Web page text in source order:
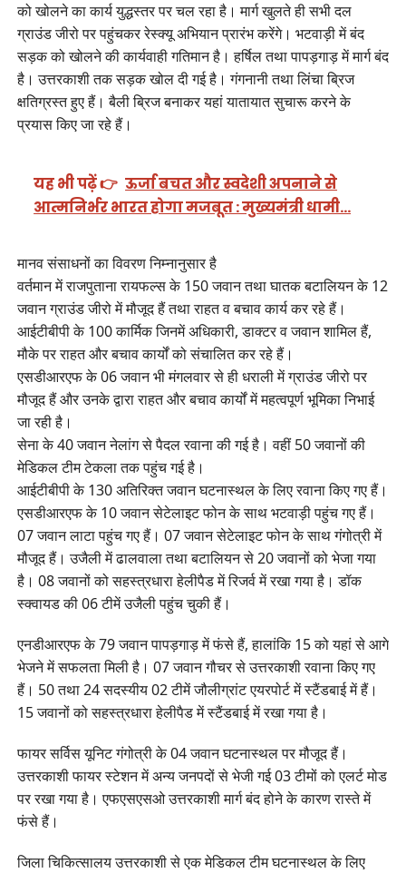
को खोलने का कार्य युद्धस्तर पर चल रहा है। मार्ग खुलते ही सभी दल
ग्राउंड जीरो पर पहुंचकर रेस्क्यू अभियान प्रारंभ करेंगे। भटवाड़ी में बंद
सड़क को खोलने की कार्यवाही गतिमान है। हर्षिल तथा पापड़गाड़ में मार्ग बंद
है। उत्तरकाशी तक सड़क खोल दी गई है। गंगनानी तथा लिंचा ब्रिज
क्षतिग्रस्त हुए हैं। बैली ब्रिज बनाकर यहां यातायात सुचारू करने के
प्रयास किए जा रहे हैं।
यह भी पढ़ें 👉 ऊर्जा बचत और स्वदेशी अपनाने से
आत्मनिर्भर भारत होगा मजबूत : मुख्यमंत्री धामी…
मानव संसाधनों का विवरण निम्नानुसार है
वर्तमान में राजपुताना रायफल्स के 150 जवान तथा घातक बटालियन के 12
जवान ग्राउंड जीरो में मौजूद हैं तथा राहत व बचाव कार्य कर रहे हैं।
आईटीबीपी के 100 कार्मिक जिनमें अधिकारी, डाक्टर व जवान शामिल हैं,
मौके पर राहत और बचाव कार्यों को संचालित कर रहे हैं।
एसडीआरएफ के 06 जवान भी मंगलवार से ही धराली में ग्राउंड जीरो पर
मौजूद हैं और उनके द्वारा राहत और बचाव कार्यों में महत्वपूर्ण भूमिका निभाई
जा रही है।
सेना के 40 जवान नेलांग से पैदल रवाना की गई है। वहीं 50 जवानों की
मेडिकल टीम टेकला तक पहुंच गई है।
आईटीबीपी के 130 अतिरिक्त जवान घटनास्थल के लिए रवाना किए गए हैं।
एसडीआरएफ के 10 जवान सेटेलाइट फोन के साथ भटवाड़ी पहुंच गए हैं।
07 जवान लाटा पहुंच गए हैं। 07 जवान सेटेलाइट फोन के साथ गंगोत्री में
मौजूद हैं। उजैली में ढालवाला तथा बटालियन से 20 जवानों को भेजा गया
है। 08 जवानों को सहस्त्रधारा हेलीपैड में रिजर्व में रखा गया है। डॉक
स्क्वायड की 06 टीमें उजैली पहुंच चुकी हैं।
एनडीआरएफ के 79 जवान पापड़गाड़ में फंसे हैं, हालांकि 15 को यहां से आगे
भेजने में सफलता मिली है। 07 जवान गौचर से उत्तरकाशी रवाना किए गए
हैं। 50 तथा 24 सदस्यीय 02 टीमें जौलीग्रांट एयरपोर्ट में स्टैंडबाई में हैं।
15 जवानों को सहस्त्रधारा हेलीपैड में स्टैंडबाई में रखा गया है।
फायर सर्विस यूनिट गंगोत्री के 04 जवान घटनास्थल पर मौजूद हैं।
उत्तरकाशी फायर स्टेशन में अन्य जनपदों से भेजी गई 03 टीमों को एलर्ट मोड
पर रखा गया है। एफएसएसओ उत्तरकाशी मार्ग बंद होने के कारण रास्ते में
फंसे हैं।
जिला चिकित्सालय उत्तरकाशी से एक मेडिकल टीम घटनास्थल के लिए